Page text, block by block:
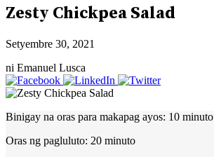
Zesty Chickpea Salad
Setyembre 30, 2021
ni Emanuel Lusca
Binigay na oras para makapag ayos: 10 minuto
Oras ng pagluluto: 20 minuto